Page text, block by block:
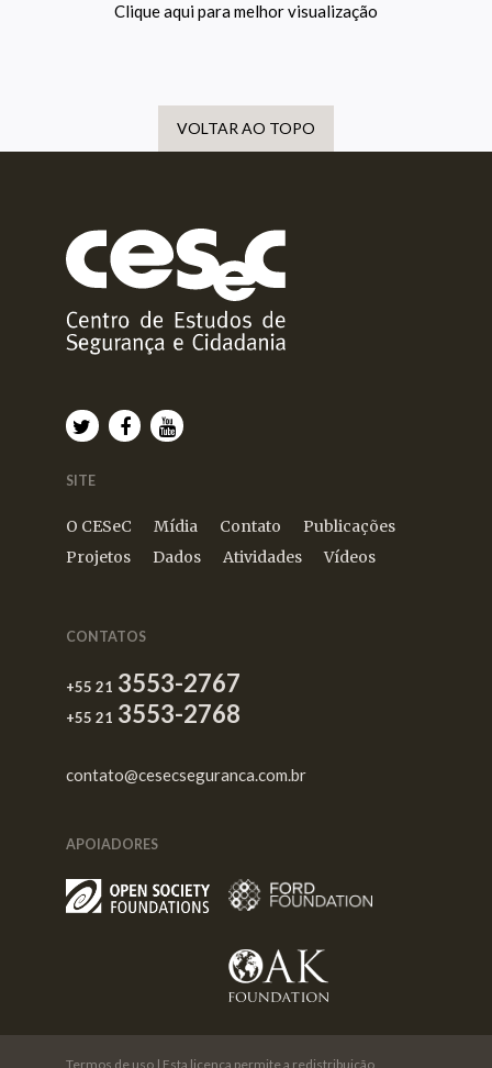
Clique aqui para melhor visualização
VOLTAR AO TOPO
SITE
O CESeC Mídia Contato
Publicações
Projetos
Dados Atividades Vídeos
CONTATOS
+55 21 3553-2767
+55 21 3553-2768
contato@cesecseguranca.com.br
APOIADORES
Termos de uso | Esta licença permite a redistribuição,